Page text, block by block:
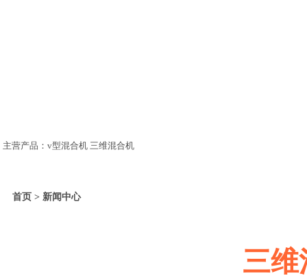
主营产品：v型混合机 三维混合机
首页 > 新闻中心
三维